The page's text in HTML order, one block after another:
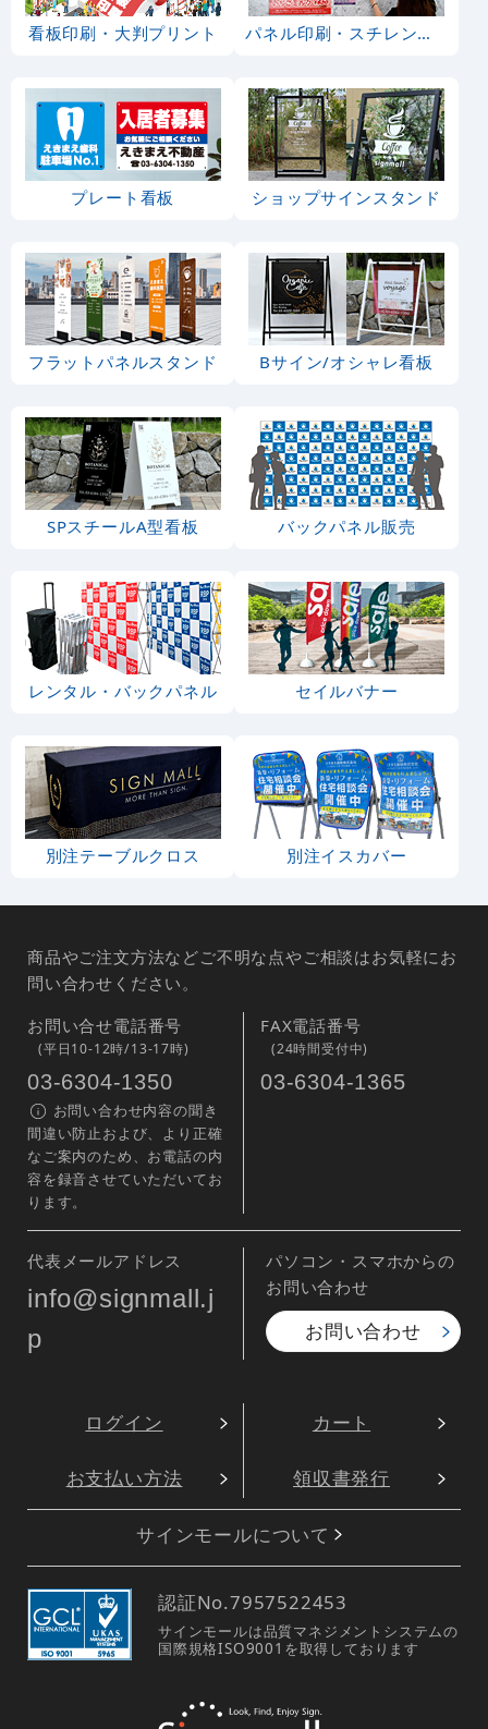
看板印刷・大判プリント パネル印刷・スチレンボード
プレート看板 ショップサインスタンド
フラットパネルスタンド Bサイン/オシャレ看板
SPスチールA型看板 バックパネル販売
レンタル・バックパネル セイルバナー
別注テーブルクロス 別注イスカバー
商品やご注文方法などご不明な点やご相談はお気軽にお
問い合わせください。
お問い合せ電話番号
(平日10-12時/13-17時)
03-6304-1350
お問い合わせ内容の聞き
間違い防止および、より正確
なご案内のため、お電話の内
容を録音させていただいてお
ります。
FAX電話番号
(24時間受付中)
03-6304-1365
代表メールアドレス
info@signmall.j
p
パソコン・スマホからの
お問い合わせ
お問い合わせ
ログイン カート
お支払い方法 領収書発行
サインモールについて
認証No.7957522453
サインモールは品質マネジメントシステムの
国際規格ISO9001を取得しております